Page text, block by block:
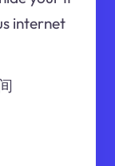
internet